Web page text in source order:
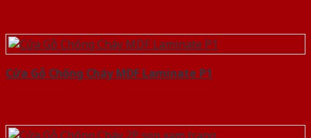
Cửa Gỗ Chống Cháy MDF Laminate P1